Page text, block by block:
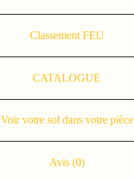
Classement FEU
CATALOGUE
Voir votre sol dans votre pièce
Avis (0)